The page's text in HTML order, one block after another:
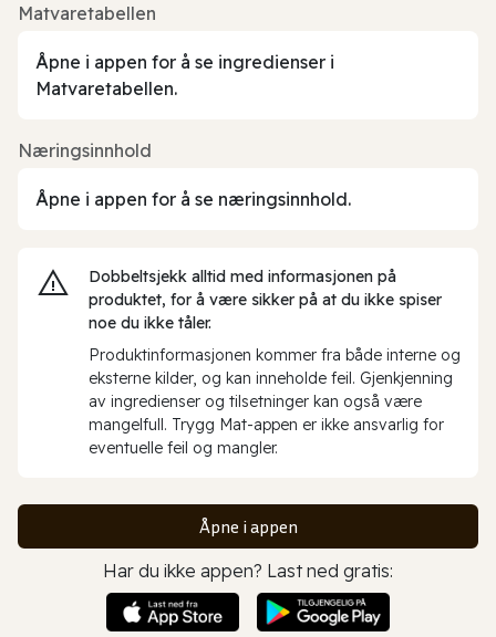
Matvaretabellen
Åpne i appen for å se ingredienser i
Matvaretabellen.
Næringsinnhold
Åpne i appen for å se næringsinnhold.
Dobbeltsjekk alltid med informasjonen på
produktet, for å være sikker på at du ikke spiser
noe du ikke tåler.
Produktinformasjonen kommer fra både interne og
eksterne kilder, og kan inneholde feil. Gjenkjenning
av ingredienser og tilsetninger kan også være
mangelfull. Trygg Mat-appen er ikke ansvarlig for
eventuelle feil og mangler.
Åpne i appen
Har du ikke appen? Last ned gratis: